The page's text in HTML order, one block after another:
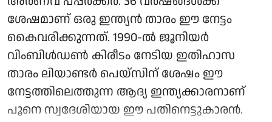
ശേഷമാണ് ഒരു ഇന്ത്യൻ താരം ഈ നേട്ടം
കൈവരിക്കുന്നത്. 1990-ൽ ജൂനിയർ
വിംബിൾഡൺ കിരീടം നേടിയ ഇതിഹാസ
താരം ലിയാണ്ടർ പെയ്‌സിന് ശേഷം ഈ
നേട്ടത്തിലെത്തുന്ന ആദ്യ ഇന്ത്യക്കാരനാണ്
പൂനെ സ്വദേശിയായ ഈ പതിനെട്ടുകാരൻ.